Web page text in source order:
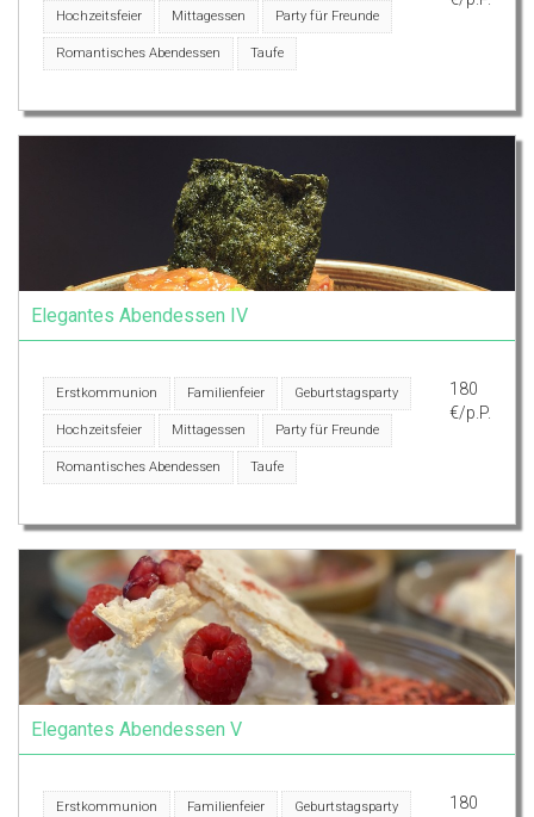
Hochzeitsfeier Mittagessen Party für Freunde
Romantisches Abendessen Taufe
Elegantes Abendessen IV
Erstkommunion Familienfeier Geburtstagsparty
Hochzeitsfeier Mittagessen Party für Freunde
Romantisches Abendessen Taufe
180
€/p.P.
Elegantes Abendessen V
Erstkommunion Familienfeier Geburtstagsparty
180